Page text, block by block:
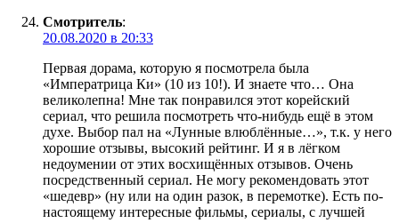
Смотритель:
20.08.2020 в 20:33
Первая дорама, которую я посмотрела была
«Императрица Ки» (10 из 10!). И знаете что… Она
великолепна! Мне так понравился этот корейский
сериал, что решила посмотреть что-нибудь ещё в этом
духе. Выбор пал на «Лунные влюблённые…», т.к. у него
хорошие отзывы, высокий рейтинг. И я в лёгком
недоумении от этих восхищённых отзывов. Очень
посредственный сериал. Не могу рекомендовать этот
«шедевр» (ну или на один разок, в перемотке). Есть по-
настоящему интересные фильмы, сериалы, с лучшей